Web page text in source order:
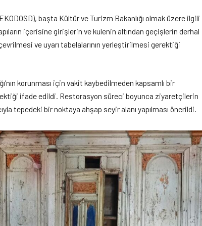
başta Kültür ve Turizm Bakanlığı olmak üzere ilgili
içerisine girişlerin ve kulenin altından geçişlerin derhal
ve uyarı tabelalarının yerleştirilmesi gerektiği
korunması için vakit kaybedilmeden kapsamlı bir
ifade edildi. Restorasyon süreci boyunca ziyaretçilerin
tepedeki bir noktaya ahşap seyir alanı yapılması önerildi.